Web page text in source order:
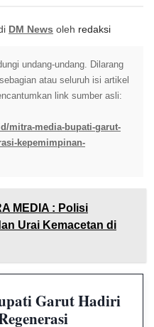
DM News oleh redaksi
undang-undang. Dilarang
atau seluruh isi artikel
link sumber asli:
mitra-media-bupati-garut-
kepemimpinan-
MEDIA : Polisi
Urai Kemacetan di
Garut Hadiri